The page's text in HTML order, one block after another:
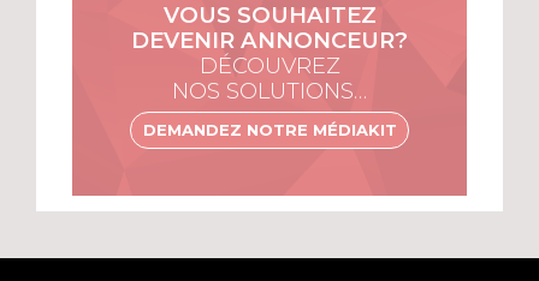
VOUS SOUHAITEZ
DEVENIR ANNONCEUR?
DÉCOUVREZ
NOS SOLUTIONS…
DEMANDEZ NOTRE MÉDIAKIT